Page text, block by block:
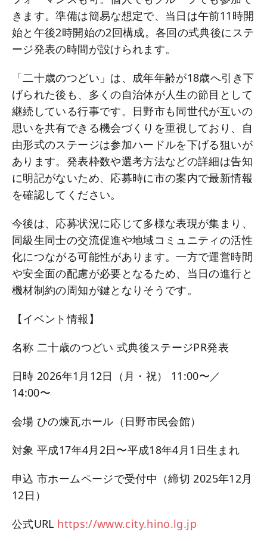
きます。準備は簡易な想定で、当日は午前11時開
始と午後2時開始の2回構成。各回の式典後にステ
ージ発表の時間が設けられます。
「二十歳のつどい」は、成年年齢が18歳へ引き下
げられた後も、多くの自治体が人生の節目として
継続している行事です。日野市も同世代が互いの
思いを共有できる機会づくりを重視しており、自
由形式のステージは参加ハードルを下げる狙いが
あります。発表枠数や選考方法などの詳細は告知
に明記がないため、応募時に市の案内で最新情報
を確認してください。
今後は、応募状況に応じて多様な表現が集まり、
同級生同士の交流促進や地域コミュニティの活性
化につながる可能性があります。一方で運営時間
や安全面の配慮が必要となるため、当日の進行と
機材制約の周知が鍵となりそうです。
【イベント情報】
名称 二十歳のつどい 式典後ステージPR発表
日時 2026年1月12日（月・祝） 11:00〜／
14:00〜
会場 ひの煉瓦ホール（日野市民会館）
対象 平成17年4月2日〜平成18年4月1日生まれ
申込 市ホームページで受付中（締切 2025年12月
12日）
公式URL https://www.city.hino.lg.jp